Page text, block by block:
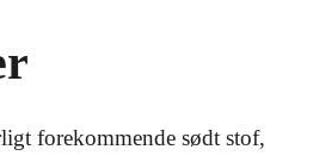
forekommende sødt stof,